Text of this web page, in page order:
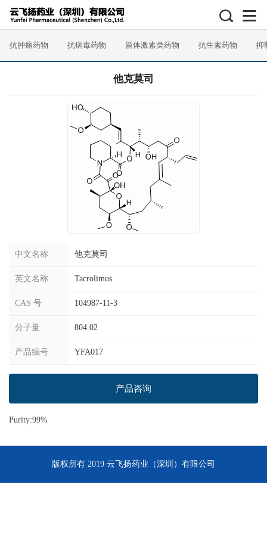
抗肿瘤药物 抗病毒药物 甾体激素类药物 抗生素药物 抑
他克莫司
中文名称 他克莫司
英文名称 Tacrolimus
CAS 号 104987-11-3
分子量 804.02
产品编号 YFA017
产品咨询
Purity:99%
版权所有 2019 云飞扬药业（深圳）有限公司